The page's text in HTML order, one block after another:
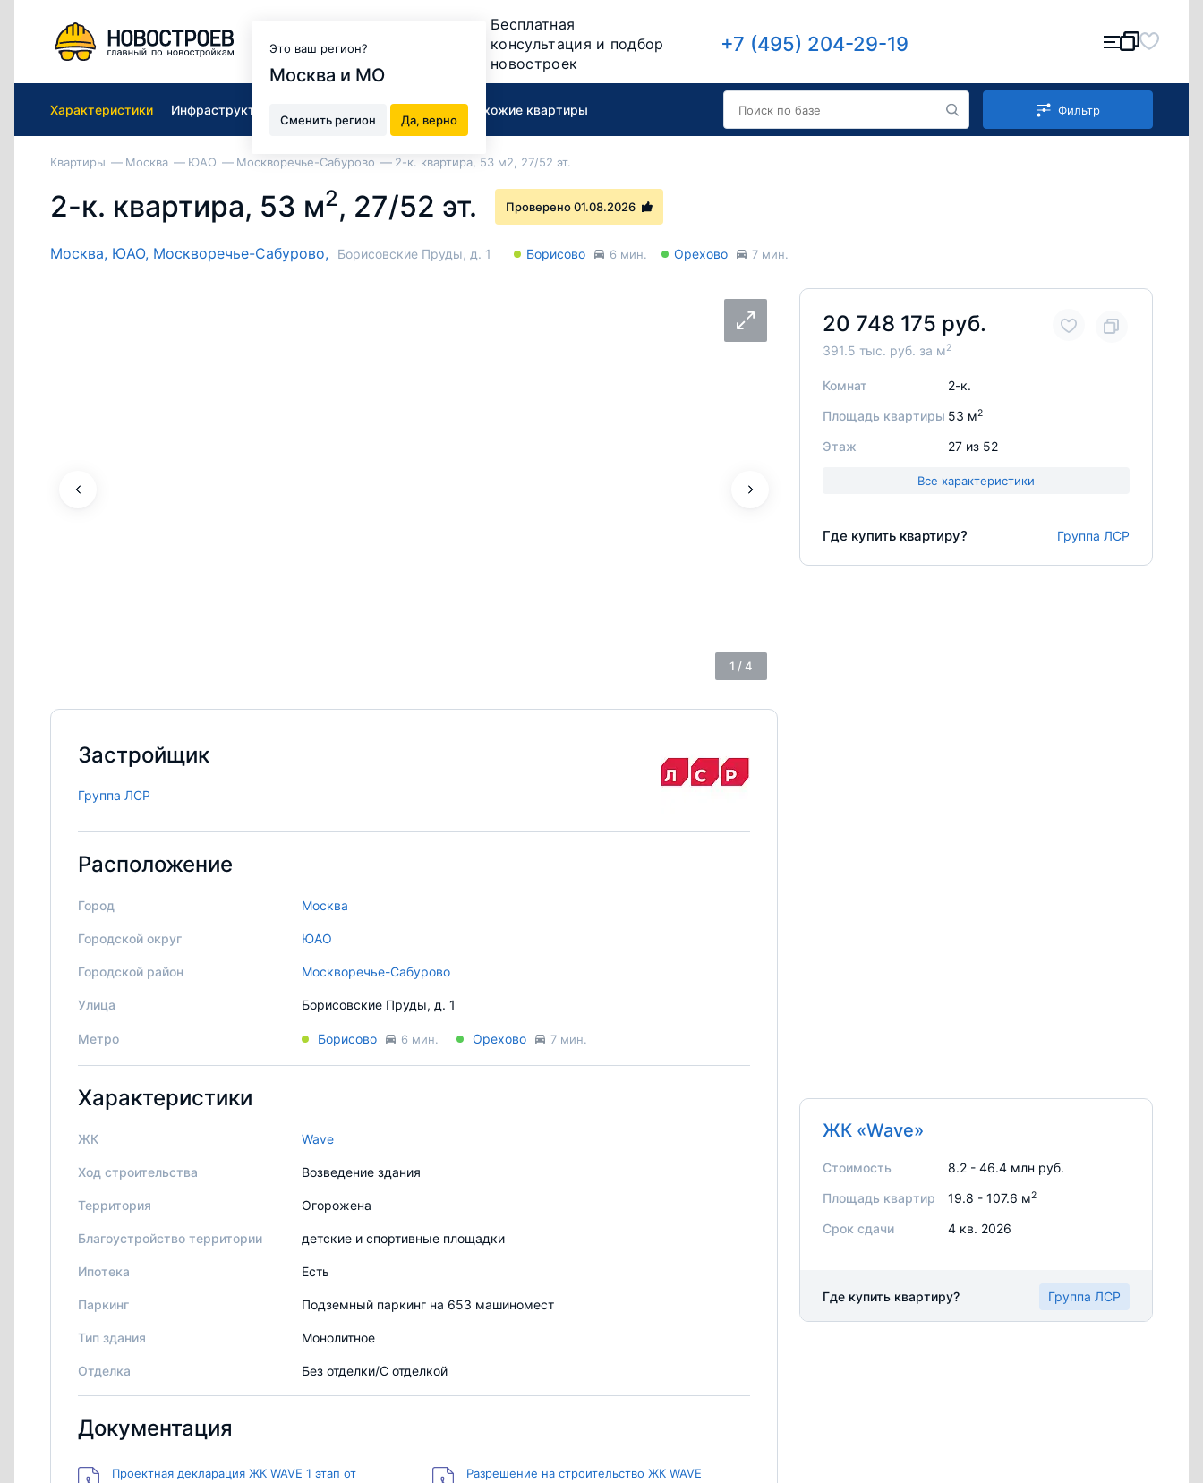
Это ваш регион?
Москва и МО
Сменить регион Да, верно
Бесплатная
консультация и подбор
новостроек
+7 (495) 204-29-19
Характеристики Инфраструктура ЖК Подобрать квартиру Похожие квартиры Фильтр
Квартиры Москва ЮАО Москворечье-Сабурово 2-к. квартира, 53 м2, 27/52 эт.
2-к. квартира, 53 м2, 27/52 эт. Проверено 01.08.2026
Москва, ЮАО, Москворечье-Сабурово, Борисовские Пруды, д. 1 Борисово 6 мин. Орехово 7 мин.
1 /4
20 748 175 руб.
391.5 тыс. руб. за м2
Комнат
2-к.
Площадь квартиры 53 м2
Этаж 27 из 52
Все характеристики
Где купить квартиру? Группа ЛСР
Застройщик
Группа ЛСР
Расположение
Город Москва
Городской округ ЮАО
Городской район Москворечье-Сабурово
Улица Борисовские Пруды, д. 1
Метро Борисово 6 мин. Орехово 7 мин.
Характеристики
ЖК Wave
Ход строительства Возведение здания
Территория Огорожена
Благоустройство территории детские и спортивные площадки
Ипотека Есть
Паркинг Подземный паркинг на 653 машиномест
Тип здания Монолитное
Отделка Без отделки/С отделкой
Документация
Проектная декларация ЖК WAVE 1 этап от
Разрешение на строительство ЖК WAVE
ЖК «Wave»
Стоимость
8.2 - 46.4 млн руб.
Площадь квартир
19.8 - 107.6 м2
Срок сдачи 4 кв. 2026
Где купить квартиру? Группа ЛСР